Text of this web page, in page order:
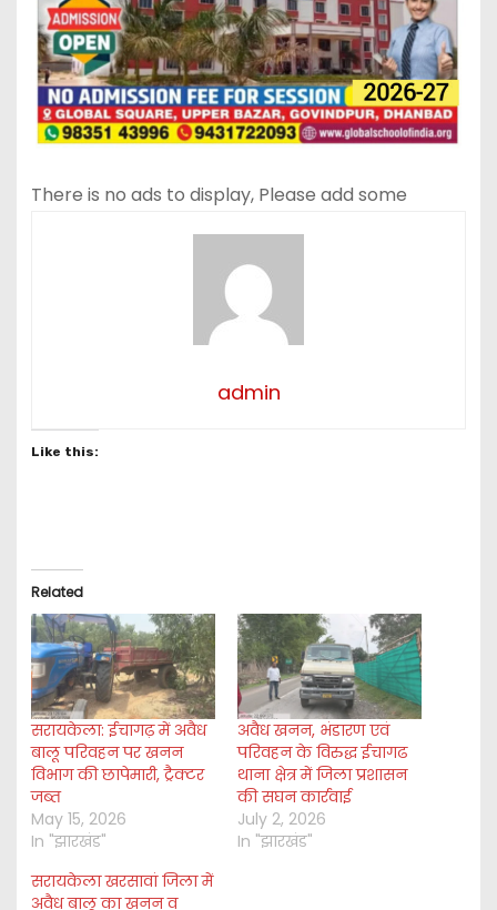
There is no ads to display, Please add some
admin
Like this:
Related
सरायकेला: ईचागढ़ में अवैध
बालू परिवहन पर खनन
विभाग की छापेमारी, ट्रैक्टर
जब्त
May 15, 2026
In "झारखंड"
अवैध खनन, भंडारण एवं
परिवहन के विरुद्ध ईचागढ
थाना क्षेत्र में जिला प्रशासन
की सघन कार्रवाई
July 2, 2026
In "झारखंड"
सरायकेला खरसावां जिला में
अवैध बालू का खनन व